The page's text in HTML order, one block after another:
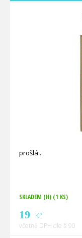
prošlá
SKLADEM (H) (1 KS)
19 Kč
včetně DPH dle § 90